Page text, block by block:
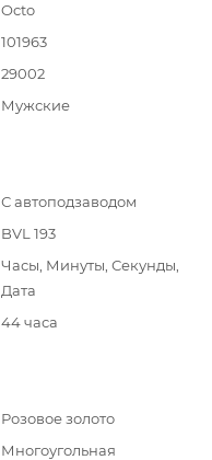
Octo
101963
29002
Мужские
С автоподзаводом
BVL 193
Часы, Минуты, Секунды,
Дата
44 часа
Розовое золото
Многоугольная